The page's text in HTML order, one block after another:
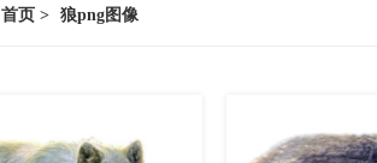
首页 > 狼png图像